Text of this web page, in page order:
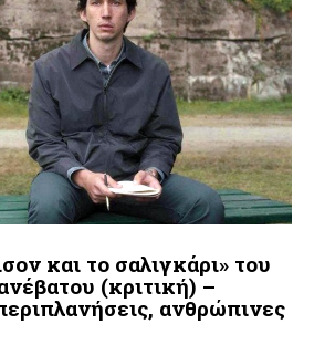
και το σαλιγκάρι» του
(κριτική) –
ανθρώπινες